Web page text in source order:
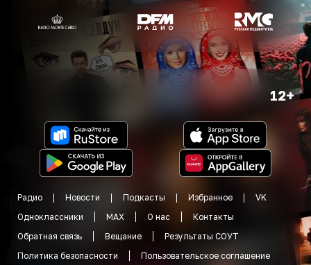
12+
Радио Новости Подкасты Избранное
VK
Одноклассники
MAX О нас
Контакты
Обратная связь
Вещание
Результаты СОУТ
Политика безопасности
Пользовательское соглашение